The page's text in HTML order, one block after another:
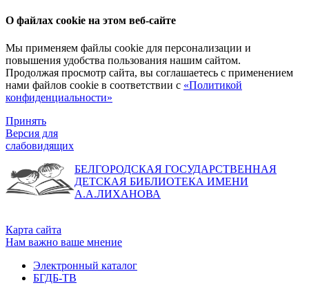
О файлах cookie на этом веб-сайте
Мы применяем файлы cookie для персонализации и
повышения удобства пользования нашим сайтом.
Продолжая просмотр сайта, вы соглашаетесь с применением
нами файлов cookie в соответствии с «Политикой
конфиденциальности»
Принять
Версия для
слабовидящих
БЕЛГОРОДСКАЯ ГОСУДАРСТВЕННАЯ
ДЕТСКАЯ БИБЛИОТЕКА ИМЕНИ
А.А.ЛИХАНОВА
Карта сайта
Нам важно ваше мнение
Электронный каталог
БГДБ-ТВ